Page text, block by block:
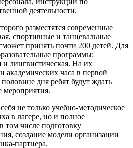
деятельности.
разместятся современные
спортивные и танцевальные
принять почти 200 детей. Для
программы:
и лингвистическая. На их
академических часа в первой
дня ребят будут ждать
мероприятия.
не только учебно-методическое
в лагере, но и полное
том числе подготовку
создание модели организации
партнера.